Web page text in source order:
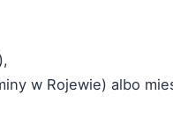
w Rojewie) albo